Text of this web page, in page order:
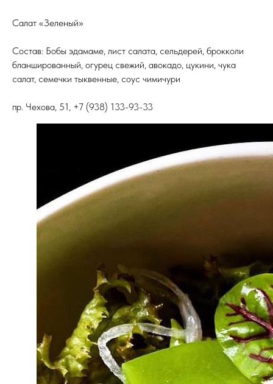
Салат «Зеленый»
Состав: Бобы эдамаме, лист салата, сельдерей, брокколи
бланшированный, огурец свежий, авокадо, цукини, чука
салат, семечки тыквенные, соус чимичури
пр. Чехова, 51, +7 (938) 133-93-33